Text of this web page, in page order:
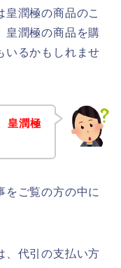
潤極の商品のこ
皇潤極の商品を購
いるかもしれませ
皇潤極
をご覧の方の中に
、代引の支払い方